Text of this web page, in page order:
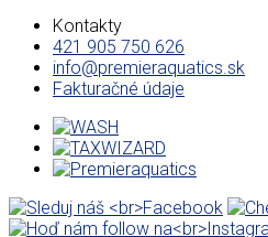
Kontakty
421 905 750 626
info@premieraquatics.sk
Fakturačné údaje